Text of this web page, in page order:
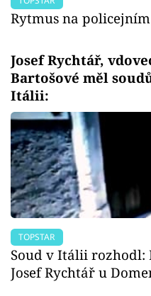
Rytmus na
Josef Rychtář,
Bartošové měl
Itálii:
TOPSTAR
Soud v Itálii rozhodl:
Josef Rychtář u